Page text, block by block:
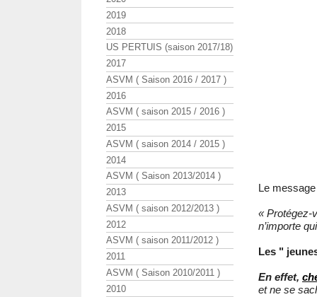
Le
« Protégez-
n’importe
Les "
En effet,
et ne se
2019
2018
US PERTUIS (saison 2017/18)
2017
ASVM ( Saison 2016 / 2017 )
2016
ASVM ( saison 2015 / 2016 )
2015
ASVM ( saison 2014 / 2015 )
2014
ASVM ( Saison 2013/2014 )
2013
ASVM ( saison 2012/2013 )
2012
ASVM ( saison 2011/2012 )
2011
ASVM ( Saison 2010/2011 )
2010